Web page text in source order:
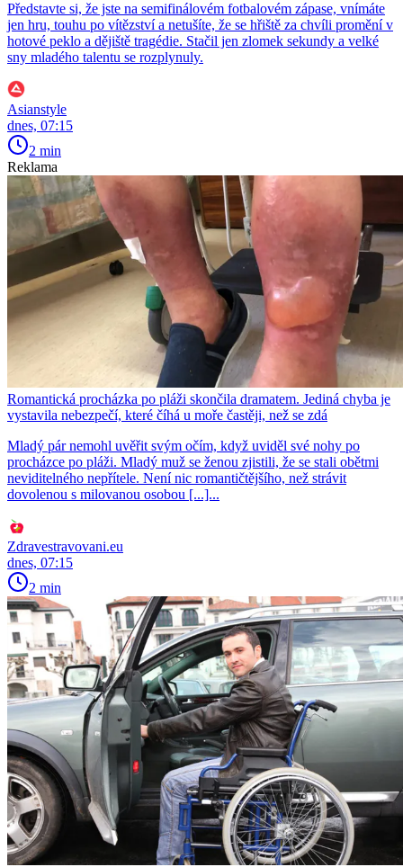
Představte si, že jste na semifinálovém fotbalovém zápase, vnímáte
jen hru, touhu po vítězství a netušíte, že se hřiště za chvíli promění v
hotové peklo a dějiště tragédie. Stačil jen zlomek sekundy a velké
sny mladého talentu se rozplynuly.
Asianstyle
dnes, 07:15
2 min
Reklama
Romantická procházka po pláži skončila dramatem. Jediná chyba je
vystavila nebezpečí, které číhá u moře častěji, než se zdá
Mladý pár nemohl uvěřit svým očím, když uviděl své nohy po
procházce po pláži. Mladý muž se ženou zjistili, že se stali obětmi
neviditelného nepřítele. Není nic romantičtějšího, než strávit
dovolenou s milovanou osobou [...]...
Zdravestravovani.eu
dnes, 07:15
2 min